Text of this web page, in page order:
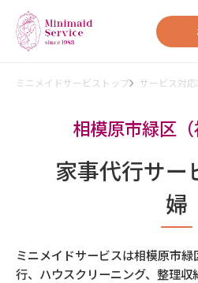
ミニメイドサービストップ サービス対
相模原市緑区（
家事代行サー
婦
ミニメイドサービスは相模原市
行、ハウスクリーニング、整理